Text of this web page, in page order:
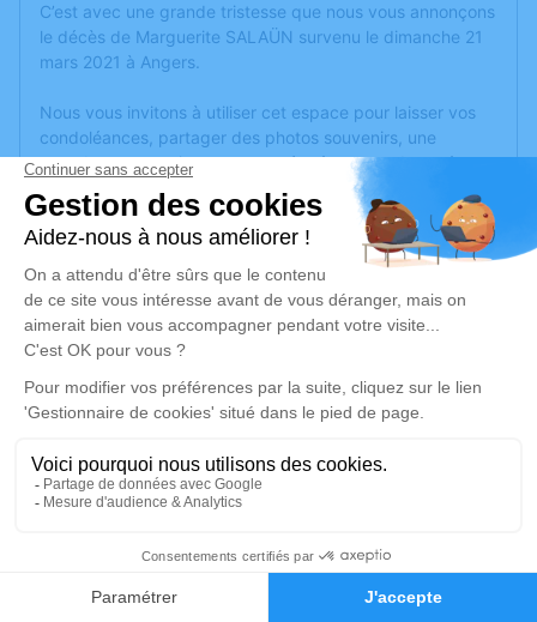
Faire-part Hommages
C’est avec une grande tristesse que nous vous annonçons
le décès de Marguerite SALAÜN survenu le dimanche 21
mars 2021 à Angers.
Nous vous invitons à utiliser cet espace pour laisser vos
condoléances, partager des photos souvenirs, une
anecdote ou exprimer vos pensées à travers des poèmes
ou des textes. Cet endroit est un lieu d'expression dédié à
honorer la mémoire de Marguerite SALAÜN.
Un service de plantation d’arbre hommage estdisponible
mercredi 24 mars 2021 à 10h30
Église Saint Aubin de Les Ponts-de-Cé
65 rue Victor Hugo